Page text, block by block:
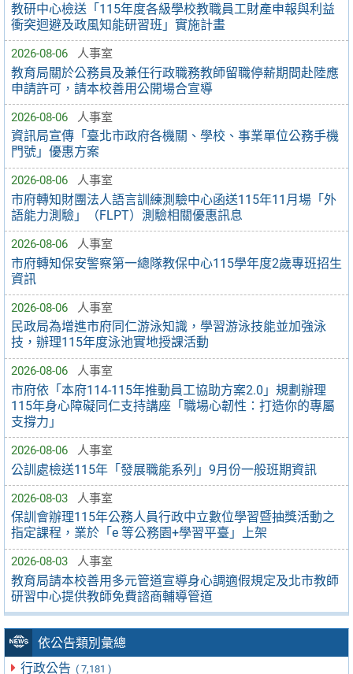
教研中心檢送「115年度各級學校教職員工財產申報與利益
衝突迴避及政風知能研習班」實施計畫
2026-08-06 人事室
教育局關於公務員及兼任行政職務教師留職停薪期間赴陸應
申請許可，請本校善用公開場合宣導
2026-08-06 人事室
資訊局宣傳「臺北市政府各機關、學校、事業單位公務手機
門號」優惠方案
2026-08-06 人事室
市府轉知財團法人語言訓練測驗中心函送115年11月場「外
語能力測驗」（FLPT）測驗相關優惠訊息
2026-08-06 人事室
市府轉知保安警察第一總隊教保中心115學年度2歲專班招生
資訊
2026-08-06 人事室
民政局為增進市府同仁游泳知識，學習游泳技能並加強泳
技，辦理115年度泳池實地授課活動
2026-08-06 人事室
市府依「本府114-115年推動員工協助方案2.0」規劃辦理
115年身心障礙同仁支持講座「職場心韌性：打造你的專屬
支撐力」
2026-08-06 人事室
公訓處檢送115年「發展職能系列」9月份一般班期資訊
2026-08-03 人事室
保訓會辦理115年公務人員行政中立數位學習暨抽獎活動之
指定課程，業於「e 等公務園+學習平臺」上架
2026-08-03 人事室
教育局請本校善用多元管道宣導身心調適假規定及北市教師
研習中心提供教師免費諮商輔導管道
依公告類別彙總
行政公告 ( 7,181 )